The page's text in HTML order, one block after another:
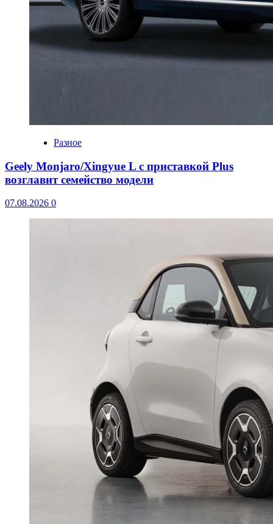
Разное
Geely Monjaro/Xingyue L с приставкой Plus
возглавит семейство модели
07.08.2026 0